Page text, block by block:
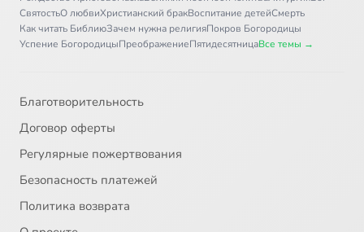
СвятостьО любвиХристианский бракВоспитание детейСмерть
Как читать БиблиюЗачем нужна религияПокров Богородицы
Успение БогородицыПреображениеПятидесятницаВсе темы →
Благотворительность
Договор оферты
Регулярные пожертвования
Безопасность платежей
Политика возврата